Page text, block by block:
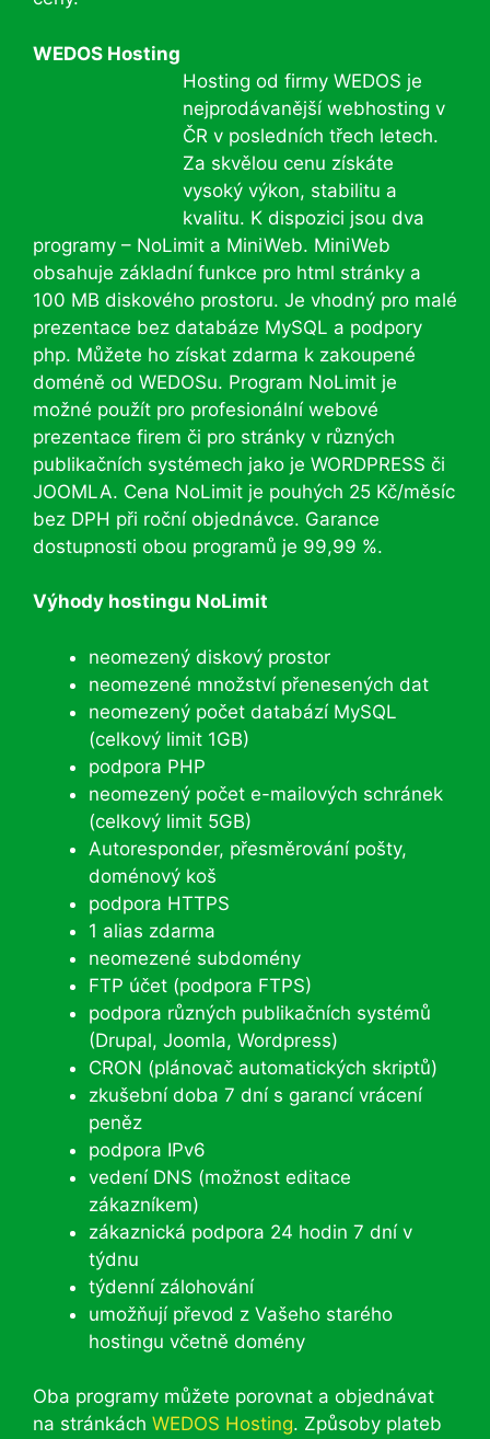
WEDOS Hosting
Hosting od firmy WEDOS je
nejprodávanější webhosting v
ČR v posledních třech letech.
Za skvělou cenu získáte
vysoký výkon, stabilitu a
kvalitu. K dispozici jsou dva
programy – NoLimit a MiniWeb. MiniWeb
obsahuje základní funkce pro html stránky a
100 MB diskového prostoru. Je vhodný pro malé
prezentace bez databáze MySQL a podpory
php. Můžete ho získat zdarma k zakoupené
doméně od WEDOSu. Program NoLimit je
možné použít pro profesionální webové
prezentace firem či pro stránky v různých
publikačních systémech jako je WORDPRESS či
JOOMLA. Cena NoLimit je pouhých 25 Kč/měsíc
bez DPH při roční objednávce. Garance
dostupnosti obou programů je 99,99 %.
Výhody hostingu NoLimit
neomezený diskový prostor
neomezené množství přenesených dat
neomezený počet databází MySQL
(celkový limit 1GB)
podpora PHP
neomezený počet e-mailových schránek
(celkový limit 5GB)
Autoresponder, přesměrování pošty,
doménový koš
podpora HTTPS
1 alias zdarma
neomezené subdomény
FTP účet (podpora FTPS)
podpora různých publikačních systémů
(Drupal, Joomla, Wordpress)
CRON (plánovač automatických skriptů)
zkušební doba 7 dní s garancí vrácení
peněz
podpora IPv6
vedení DNS (možnost editace
zákazníkem)
zákaznická podpora 24 hodin 7 dní v
týdnu
týdenní zálohování
umožňují převod z Vašeho starého
hostingu včetně domény
Oba programy můžete porovnat a objednávat
na stránkách WEDOS Hosting. Způsoby plateb